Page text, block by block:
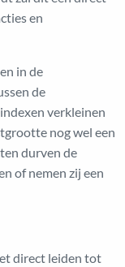
en
in de
de
verkleinen
nog wel een
durven de
of nemen zij een
direct leiden tot